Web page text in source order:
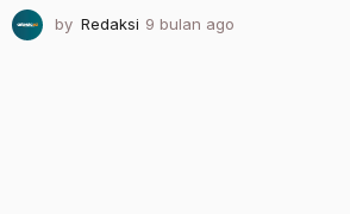
by Redaksi 9 bulan ago